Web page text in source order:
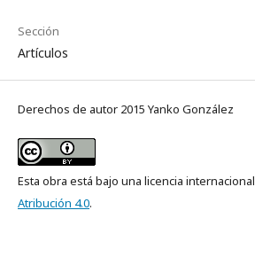
Sección
Artículos
Derechos de autor 2015 Yanko González
Esta obra está bajo una licencia internacional
Atribución 4.0.